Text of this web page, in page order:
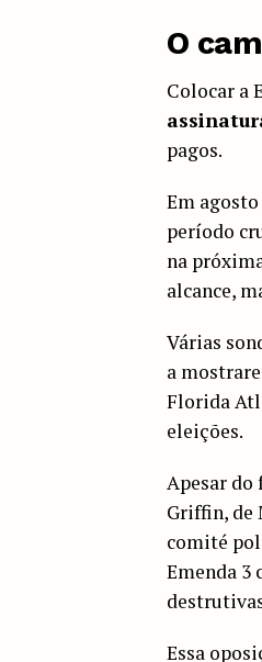
O
Colocar a
pagos.
Em agosto
período
na
alcance,
Várias
a
Florida
eleições.
Apesar
Griffin, de
comité
Emenda 3
Essa